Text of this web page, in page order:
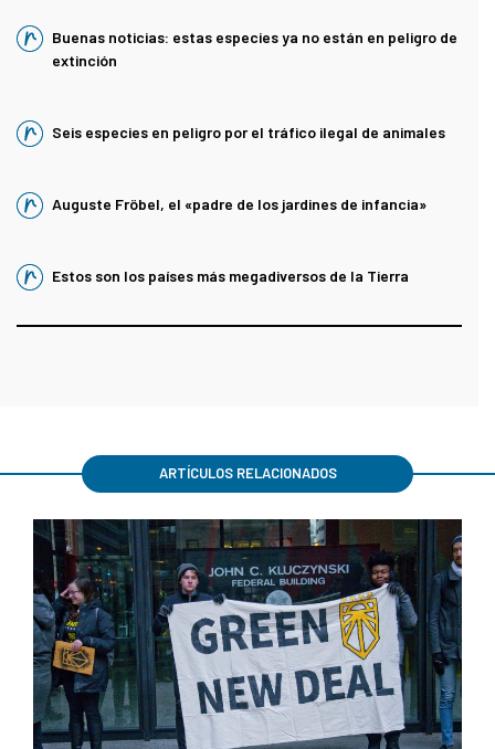
Buenas noticias: estas especies ya no están en peligro de
extinción
Seis especies en peligro por el tráfico ilegal de animales
Auguste Fröbel, el «padre de los jardines de infancia»
Estos son los países más megadiversos de la Tierra
ARTÍCULOS RELACIONADOS